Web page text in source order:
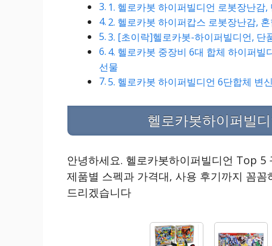
1. 헬로카봇 하이퍼빌디언 로봇장난감,
2. 헬로카봇 하이퍼캅스 로봇장난감,
3. [초이락]헬로카봇-하이퍼빌디언, 단
4. 헬로카봇 중장비 6대 합체 하이퍼
선물
5. 헬로카봇 하이퍼빌디언 6단합체 변
헬로카봇하이퍼빌
안녕하세요. 헬로카봇하이퍼빌디언 Top
제품별 스펙과 가격대, 사용 후기까지 꼼
드리겠습니다